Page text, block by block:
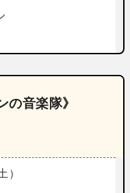
の音楽隊》
）